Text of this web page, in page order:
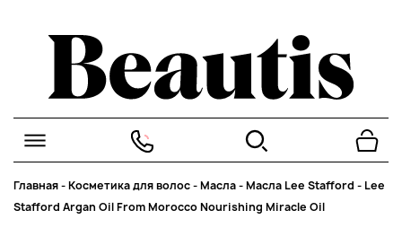
Главная-Косметика для волос-Масла-Масла Lee Stafford - Lee
Stafford Argan Oil From Morocco Nourishing Miracle Oil